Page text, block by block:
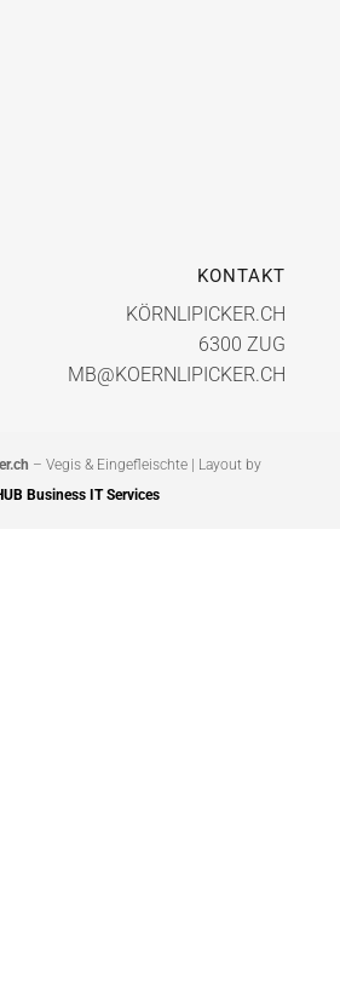
KONTAKT
KÖRNLIPICKER.CH
6300 ZUG
MB@KOERNLIPICKER.CH
– Vegis & Eingefleischte | Layout by
Business IT Services